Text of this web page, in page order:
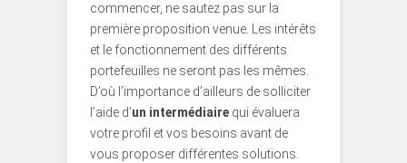
commencer, ne sautez pas sur la
première proposition venue. Les intérêts
et le fonctionnement des différents
portefeuilles ne seront pas les mêmes.
D’où l’importance d’ailleurs de solliciter
l’aide d’un intermédiaire qui évaluera
votre profil et vos besoins avant de
vous proposer différentes solutions.